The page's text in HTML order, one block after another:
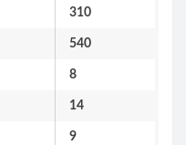
310
540
8
14
9